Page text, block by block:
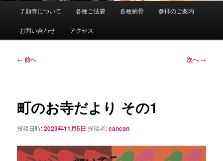
了願寺について 各種ご法要 各種納骨 参拝のご案内
お問い合わせ アクセス
投
ー
ョ
← 前へ 次へ→
町のお寺だより その1
投稿日時:2023年11月5日 投稿者:cancan